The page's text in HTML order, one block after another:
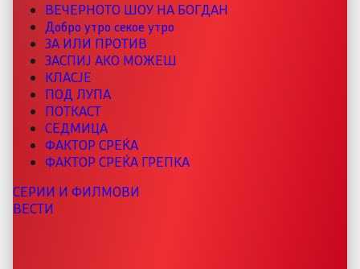
ВЕЧЕРНОТО ШОУ НА БОГДАН
Добро утро секое утро
ЗА ИЛИ ПРОТИВ
ЗАСПИЈ АКО МОЖЕШ
КЛАСЈЕ
ПОД ЛУПА
ПОТКАСТ
СЕДМИЦА
ФАКТОР СРЕЌА
ФАКТОР СРЕЌА ГРЕПКА
СЕРИИ И ФИЛМОВИ
ВЕСТИ